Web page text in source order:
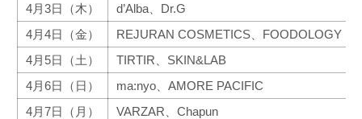
4月3日（木）
d’Alba、Dr.G
4月4日（金）
REJURAN COSMETICS、FOODOLOGY
4月5日（土）
TIRTIR、SKIN&LAB
4月6日（日）
ma:nyo、AMORE PACIFIC
4月7日（月）
VARZAR、Chapun